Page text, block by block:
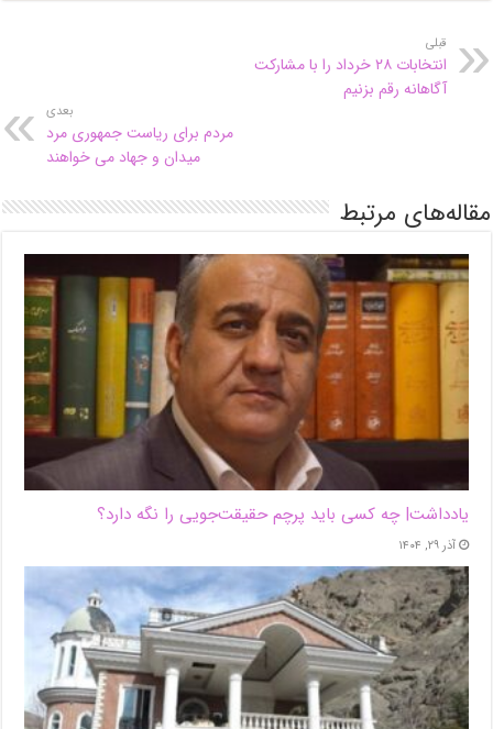
قبلی
انتخابات ۲۸ خرداد را با مشارکت
آگاهانه رقم بزنیم
بعدی
مردم برای ریاست جمهوری مرد
میدان و جهاد می خواهند
مقاله‌های مرتبط
یادداشت| ‌چه کسی باید پرچم حقیقت‌جویی را نگه دارد؟
آذر ۲۹, ۱۴۰۴